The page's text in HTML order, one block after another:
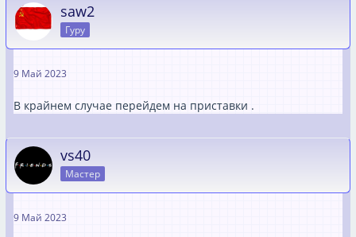
saw2
Гуру
9 Май 2023
В крайнем случае перейдем на приставки .
vs40
Мастер
9 Май 2023